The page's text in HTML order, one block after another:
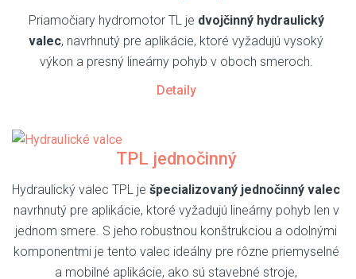
Priamočiary hydromotor TL je dvojčinný hydraulický
valec, navrhnutý pre aplikácie, ktoré vyžadujú vysoký
výkon a presný lineárny pohyb v oboch smeroch.
Detaily
TPL jednočinný
Hydraulický valec TPL je špecializovaný jednočinný valec
navrhnutý pre aplikácie, ktoré vyžadujú lineárny pohyb len v
jednom smere. S jeho robustnou konštrukciou a odolnými
komponentmi je tento valec ideálny pre rôzne priemyselné
a mobilné aplikácie, ako sú stavebné stroje,